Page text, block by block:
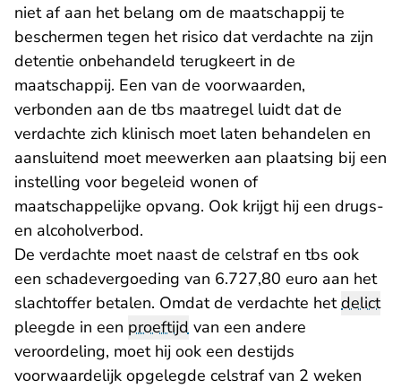
niet af aan het belang om de maatschappij te
beschermen tegen het risico dat verdachte na zijn
detentie onbehandeld terugkeert in de
maatschappij. Een van de voorwaarden,
verbonden aan de tbs maatregel luidt dat de
verdachte zich klinisch moet laten behandelen en
aansluitend moet meewerken aan plaatsing bij een
instelling voor begeleid wonen of
maatschappelijke opvang. Ook krijgt hij een drugs-
en alcoholverbod.
De verdachte moet naast de celstraf en tbs ook
een schadevergoeding van 6.727,80 euro aan het
slachtoffer betalen. Omdat de verdachte hetdelict
pleegde in een proeftijd van een andere
veroordeling, moet hij ook een destijds
voorwaardelijk opgelegde celstraf van 2 weken